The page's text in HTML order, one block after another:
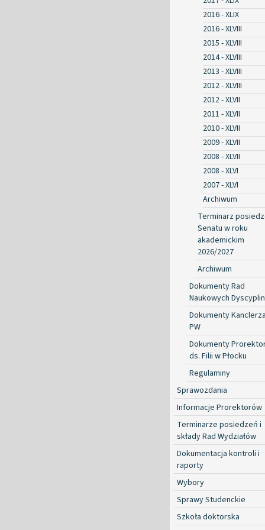
2016 - XLIX
2016 - XLVIII
2015 - XLVIII
2014 - XLVIII
2013 - XLVIII
2012 - XLVIII
2012 - XLVII
2011 - XLVII
2010 - XLVII
2009 - XLVII
2008 - XLVII
2008 - XLVI
2007 - XLVI
Archiwum
Terminarz
Senatu w roku
akademickim
2026/2027
Archiwum
Dokumenty Rad
Naukowych Dyscyplin
Dokumenty
PW
Dokumenty
ds. Filii w Płocku
Regulaminy
Sprawozdania
Informacje Prorektorów
Terminarze posiedzeń i
składy Rad Wydziałów
Dokumentacja kontroli i
raporty
Wybory
Sprawy Studenckie
Szkoła doktorska